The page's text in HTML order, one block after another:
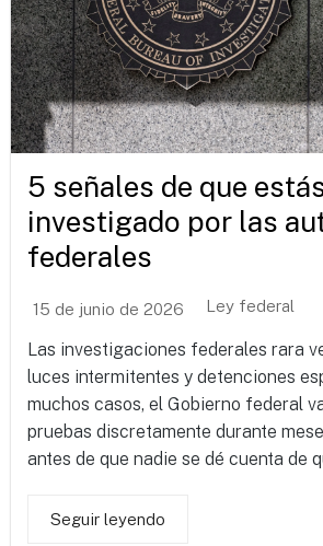
5 señales de que
investigado por las
federales
15 de junio de 2026 Ley federal
Las investigaciones federales rara
luces intermitentes y detenciones
muchos casos, el Gobierno federal
pruebas discretamente durante
antes de que nadie se dé cuenta de
Seguir leyendo